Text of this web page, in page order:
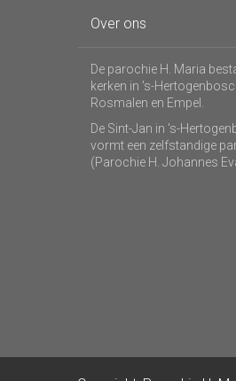
Over ons
De parochie H. Maria
kerken in 's-
Rosmalen en Empel.
De Sint-Jan in 's-
vormt een zelfstandige
(Parochie H. Johannes